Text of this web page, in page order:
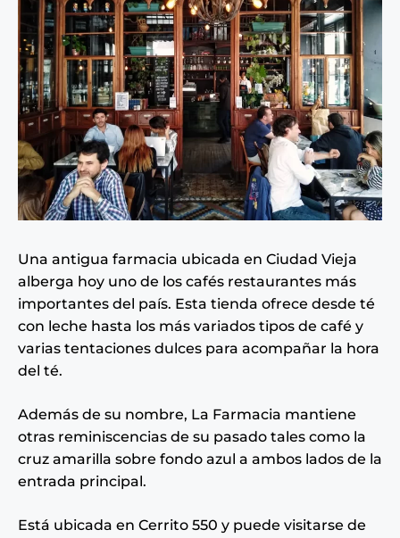
Una antigua farmacia ubicada en Ciudad Vieja
alberga hoy uno de los cafés restaurantes más
importantes del país. Esta tienda ofrece desde té
con leche hasta los más variados tipos de café y
varias tentaciones dulces para acompañar la hora
del té.
Además de su nombre, La Farmacia mantiene
otras reminiscencias de su pasado tales como la
cruz amarilla sobre fondo azul a ambos lados de la
entrada principal.
Está ubicada en Cerrito 550 y puede visitarse de